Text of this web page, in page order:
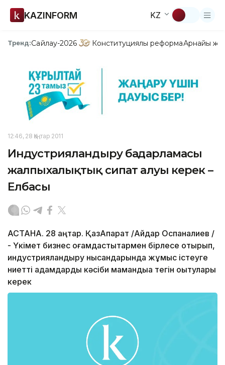
KAZINFORM KZ
Тренд:Сайлау-2026 Конституциялық реформаАрнайы
12:46, 28 Қаңтар 2011
Индустрияландыру бағдарламасы
жалпыхалықтық сипат алуы керек –
Елбасы
АСТАНА. 28 қаңтар. ҚазАқпарат /Айдар Оспаналиев /
- Үкімет бизнес қоғамдастықтармен бірлесе отырып,
индустрияландыру нысандарында жұмыс істеуге
ниетті адамдарды кәсіби мамандыққа тегін оқытулары
керек